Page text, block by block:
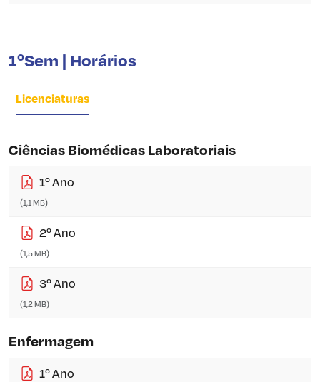
1ºSem | Horários
Licenciaturas
Ciências Biomédicas Laboratoriais
1º Ano
(1,1 MB)
2º Ano
(1,5 MB)
3º Ano
(1,2 MB)
Enfermagem
1º Ano